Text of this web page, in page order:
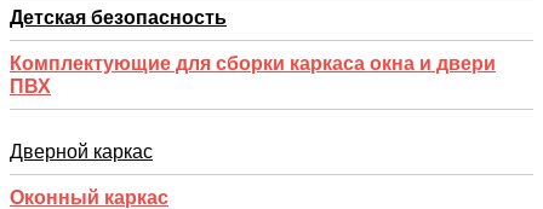
Детская безопасность
Комплектующие для сборки каркаса окна и двери
ПВХ
Дверной каркас
Оконный каркас